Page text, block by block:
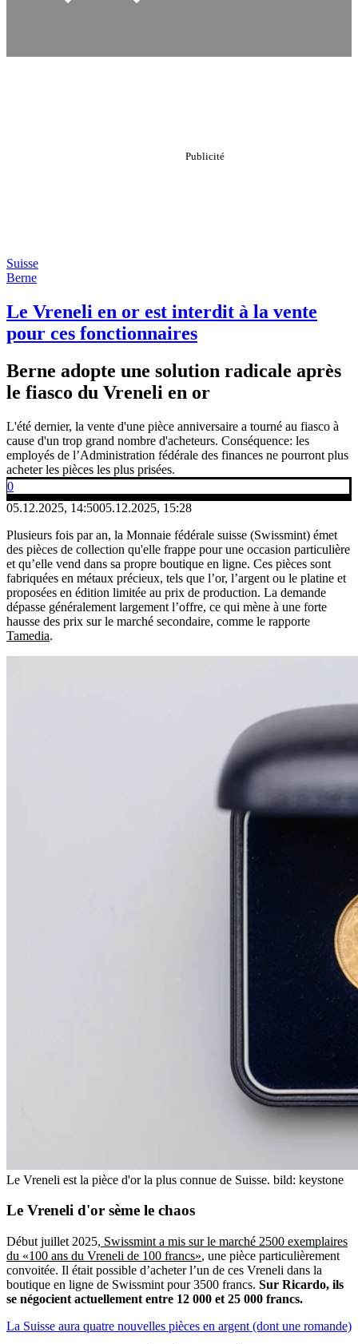
Suisse
Berne
Le Vreneli en or est interdit à la vente
pour ces fonctionnaires
Berne adopte une solution radicale après
le fiasco du Vreneli en or
L'été dernier, la vente d'une pièce anniversaire a tourné au fiasco à
cause d'un trop grand nombre d'acheteurs. Conséquence: les
employés de l’Administration fédérale des finances ne pourront plus
acheter les pièces les plus prisées.
0
05.12.2025, 14:5005.12.2025, 15:28
Plusieurs fois par an, la Monnaie fédérale suisse (Swissmint) émet
des pièces de collection qu'elle frappe pour une occasion particulière
et qu’elle vend dans sa propre boutique en ligne. Ces pièces sont
fabriquées en métaux précieux, tels que l’or, l’argent ou le platine et
proposées en édition limitée au prix de production. La demande
dépasse généralement largement l’offre, ce qui mène à une forte
hausse des prix sur le marché secondaire, comme le rapporte
Tamedia.
Le Vreneli est la pièce d'or la plus connue de Suisse. bild: keystone
Le Vreneli d'or sème le chaos
Début juillet 2025, Swissmint a mis sur le marché 2500 exemplaires
du «100 ans du Vreneli de 100 francs», une pièce particulièrement
convoitée. Il était possible d’acheter l’un de ces Vreneli dans la
boutique en ligne de Swissmint pour 3500 francs. Sur Ricardo, ils
se négocient actuellement entre 12 000 et 25 000 francs.
La Suisse aura quatre nouvelles pièces en argent (dont une romande)